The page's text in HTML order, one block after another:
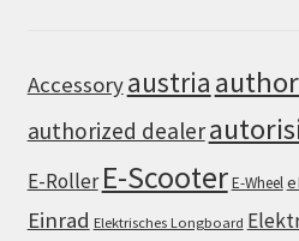
Accessoryaustria
authorized dealer
E-Roller E-ScooterE-Wheel
Einrad Elektrisches Longboard